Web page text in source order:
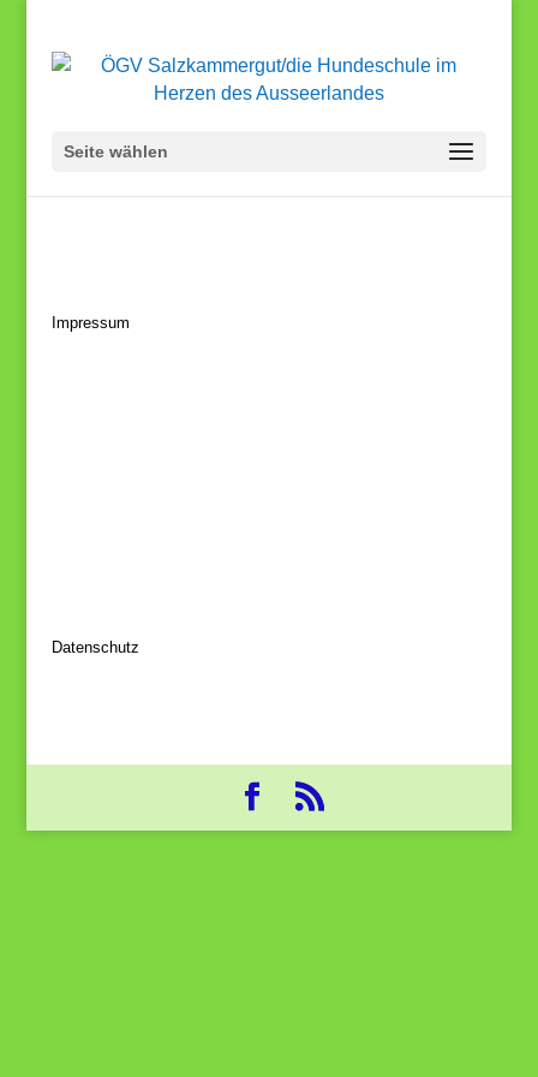
Seite wählen
Impressum
Datenschutz